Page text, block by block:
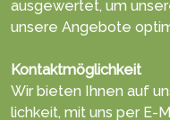
aus­gewertet, um
unsere An­gebote
Kontaktmöglichkeit
Wir bieten Ihnen auf
lich­keit, mit uns per E-